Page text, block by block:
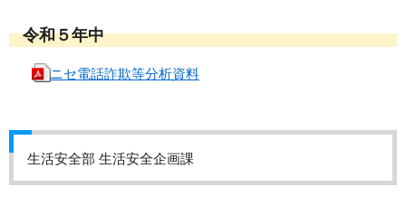
令和５年中
ニセ電話詐欺等分析資料
生活安全部 生活安全企画課